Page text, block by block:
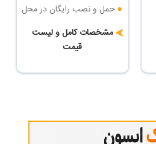
حمل و نصب رایگان در محل
شرایط پرداخت اقساطی
مشخصات کامل و لیست
قیمت